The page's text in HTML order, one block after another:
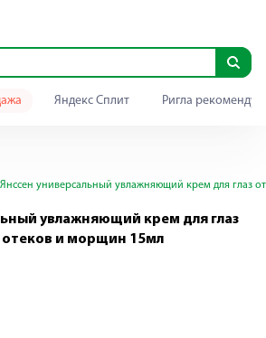
Яндекс Сплит Ригла
Янссен универсальный увлажняющий крем для глаз
увлажняющий крем для глаз
отеков и морщин 15мл